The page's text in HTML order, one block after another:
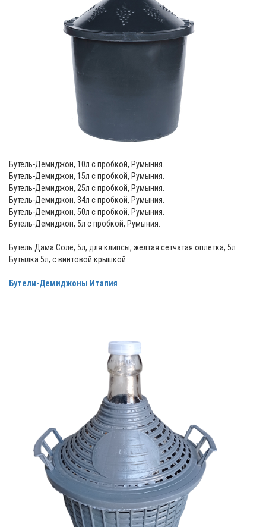
Бутель-Демиджон, 10л с пробкой, Румыния.
Бутель-Демиджон, 15л с пробкой, Румыния.
Бутель-Демиджон, 25л с пробкой, Румыния.
Бутель-Демиджон, 34л с пробкой, Румыния.
Бутель-Демиджон, 50л с пробкой, Румыния.
Бутель-Демиджон, 5л с пробкой, Румыния.
Бутель Дама Соле, 5л, для клипсы, желтая сетчатая оплетка, 5л
Бутылка 5л, с винтовой крышкой
Бутели-Демиджоны Италия